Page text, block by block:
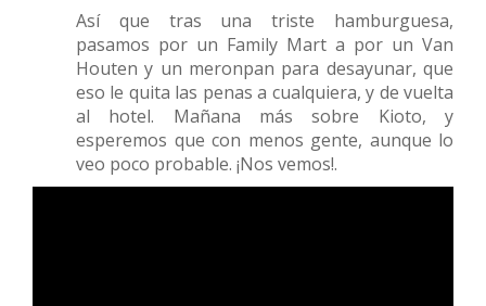
Así que tras una triste hamburguesa,
pasamos por un Family Mart a por un Van
Houten y un meronpan para desayunar, que
eso le quita las penas a cualquiera, y de vuelta
al hotel. Mañana más sobre Kioto, y
esperemos que con menos gente, aunque lo
veo poco probable. ¡Nos vemos!.